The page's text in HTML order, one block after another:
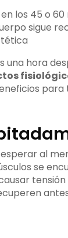
los 45 o
sigue
hora
al
se